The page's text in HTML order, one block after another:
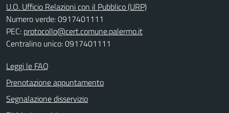
U.O. Ufficio Relazioni con il Pubblico (URP)
Numero verde: 0917401111
PEC: protocollo@cert.comune.palermo.it
Centralino unico: 0917401111
Leggi le FAQ
Prenotazione appuntamento
Segnalazione disservizio